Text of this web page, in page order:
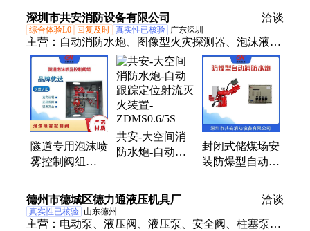
阀组安全切断
远程DCS控制
地与远程控制功
能
深圳市共安消防设备有限公司
洽谈
综合体验L0 回复及时 真实性已核验 广东深圳
主营： 自动消防水炮、图像型火灾探测器、泡沫液储
罐、安全阀、七氟丙烷气体灭火装置、高压细水雾灭
火装置、高空水炮
隧道专用泡沫喷
雾控制阀组
共安厂家高效安
全
共安-大空间消
防水炮-自动跟
ZDMS0.6/5S
封闭式储煤场安
装防爆型自动消
离55米 流量大
德州市德城区德力通液压机具厂 洽谈
真实性已核验 山东德州
主营： 电动泵、液压阀、液压泵、安全阀、柱塞泵、